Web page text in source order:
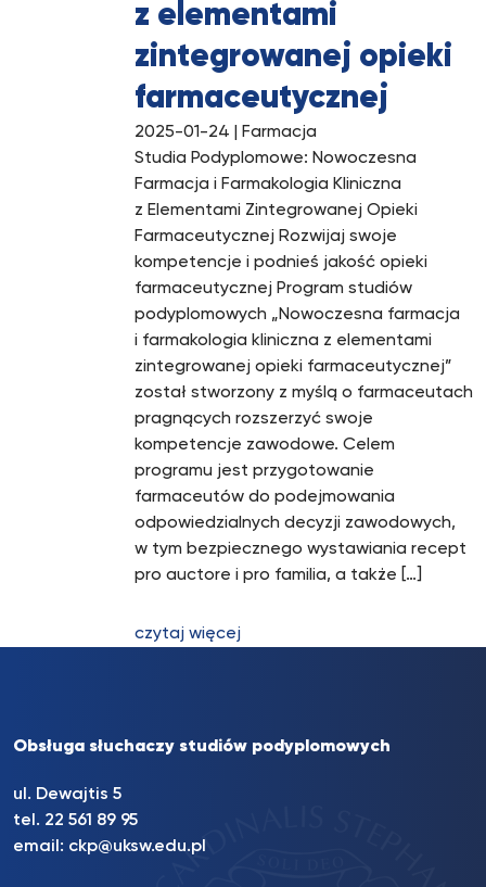
z elementami
zintegrowanej opieki
farmaceutycznej
2025-01-24 | Farmacja
Studia Podyplomowe: Nowoczesna
Farmacja i Farmakologia Kliniczna
z Elementami Zintegrowanej Opieki
Farmaceutycznej Rozwijaj swoje
kompetencje i podnieś jakość opieki
farmaceutycznej Program studiów
podyplomowych „Nowoczesna farmacja
i farmakologia kliniczna z elementami
zintegrowanej opieki farmaceutycznej”
został stworzony z myślą o farmaceutach
pragnących rozszerzyć swoje
kompetencje zawodowe. Celem
programu jest przygotowanie
farmaceutów do podejmowania
odpowiedzialnych decyzji zawodowych,
w tym bezpiecznego wystawiania recept
pro auctore i pro familia, a także […]
czytaj więcej
Obsługa słuchaczy studiów podyplomowych
ul. Dewajtis 5
tel. 22 561 89 95
email: ckp@uksw.edu.pl